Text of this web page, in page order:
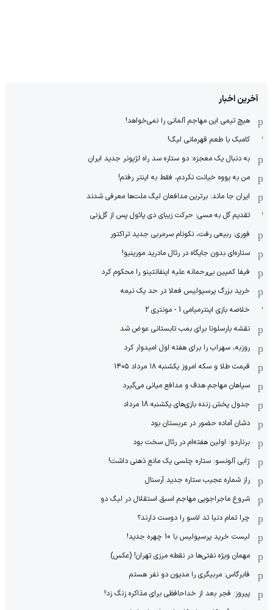
آخرین اخبار
هیچ‌ تیمی این مهاجم آلمانی را نمی‌خواهد!
کامبک با طعم قهرمانی لیگ!
به دنبال یک معجزه: دو ستاره سد راه لژیونر جدید ایران
من به یووه خیانت نکردم، فقط به اینتر رفتم!
ایران جا ماند: برترین مدافعان لیگ ملت‌ها معرفی شدند
تقدیم گل به مسی؛ حرکت زیبای دی پائول پس از گل‌زنی
فوری: ربیعی رفت، نکونام سرمربی جدید تراکتور
ستاره‌ای بدون جایگاه در رئال مادرید مورینیو!
فیفا کمپین بی‌رحمانه علیه اینفانتینو را محکوم کرد
خرید بزرگ پرسپولیس فعلا در حد یک نیمه
خلاصه بازی اینترمیامی 1 - مونتری 2
نقشه بارسلونا برای بمب تابستانی عوض شد
روزبه، سهراب را برای هفته اول امیدوار کرد
قیمت طلا و سکه امروز یکشنبه ۱۸ مرداد ۱۴۰۵
سپاهان مهاجم هدف و مدافع میانی می‌گیرد
جدول پخش زنده بازی‌های یکشنبه 18 مرداد
دشان آماده حضور در عربستان بود
برناردو: اولین هفته‌ام در رئال سخت بود
ژابی آلونسو: ستاره چلسی یک مانع ذهنی داشت!
راز شماره عجیب ستاره جدید آرسنال
شروع ماجراجویی مهاجم اسبق استقلال در لیگ دو
چرا تمام دنیا تد لاسو را دوست دارند؟
لیست خرید پرسپولیس با 10 چهره جدید!
مهمان‌ ویژه نفتی‌ها در نقطه مرزی تهران! (عکس)
فابرگاس: مربیگری را مدیون دو نفر هستم
پیروز: فجر بعد از خداحافظی برای مذاکره زنگ زد!